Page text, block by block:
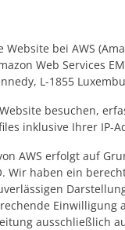
bei AWS
Web Services
L-1855
besuchen,
inklusive Ihrer IP-
AWS erfolgt auf
Wir haben ein
Einwilligung
ausschließlich